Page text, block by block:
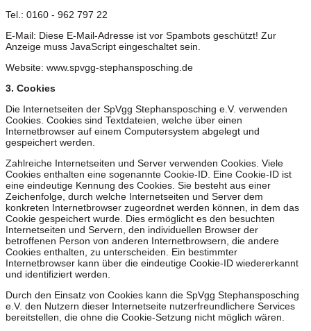
Tel.: 0160 - 962 797 22
E-Mail: Diese E-Mail-Adresse ist vor Spambots geschützt! Zur
Anzeige muss JavaScript eingeschaltet sein.
Website: www.spvgg-stephansposching.de
3. Cookies
Die Internetseiten der SpVgg Stephansposching e.V. verwenden
Cookies. Cookies sind Textdateien, welche über einen
Internetbrowser auf einem Computersystem abgelegt und
gespeichert werden.
Zahlreiche Internetseiten und Server verwenden Cookies. Viele
Cookies enthalten eine sogenannte Cookie-ID. Eine Cookie-ID ist
eine eindeutige Kennung des Cookies. Sie besteht aus einer
Zeichenfolge, durch welche Internetseiten und Server dem
konkreten Internetbrowser zugeordnet werden können, in dem das
Cookie gespeichert wurde. Dies ermöglicht es den besuchten
Internetseiten und Servern, den individuellen Browser der
betroffenen Person von anderen Internetbrowsern, die andere
Cookies enthalten, zu unterscheiden. Ein bestimmter
Internetbrowser kann über die eindeutige Cookie-ID wiedererkannt
und identifiziert werden.
Durch den Einsatz von Cookies kann die SpVgg Stephansposching
e.V. den Nutzern dieser Internetseite nutzerfreundlichere Services
bereitstellen, die ohne die Cookie-Setzung nicht möglich wären.